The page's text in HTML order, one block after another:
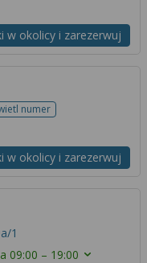
w okolicy i zarezerwuj
numer
w okolicy i zarezerwuj
1
09:00 – 19:00